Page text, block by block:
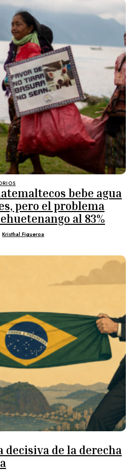
bebe agua
pero el problema
al 83%
Kristhal Figueroa
decisiva de la derecha